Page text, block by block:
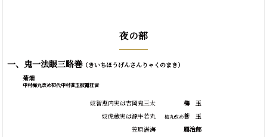
夜の部
一、鬼一法眼三略巻（きいちほうげんさんりゃくのまき）
菊畑
中村梅丸改め初代中村莟玉披露狂言
奴智恵内実は吉岡鬼三太
奴虎蔵実は源牛若丸
笠原湛海
梅 玉
梅丸改め莟
玉
鴈治郎